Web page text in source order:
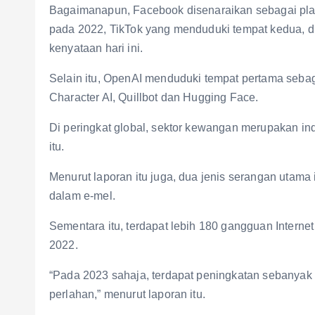
Bagaimanapun, Facebook disenaraikan sebagai
pada 2022, TikTok yang menduduki tempat kedua,
kenyataan hari ini.
Selain itu, OpenAI menduduki tempat pertama
Character AI, Quillbot dan Hugging Face.
Di peringkat global, sektor kewangan merupakan
itu.
Menurut laporan itu juga, dua jenis serangan
dalam e-mel.
Sementara itu, terdapat lebih 180 gangguan
2022.
“Pada 2023 sahaja, terdapat peningkatan
perlahan,” menurut laporan itu.